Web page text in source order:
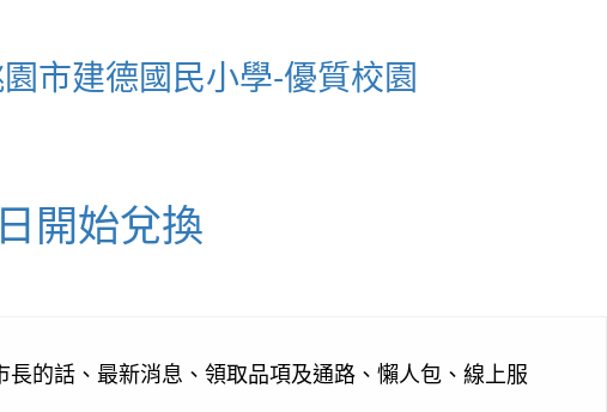
市建德國民小學-優質校園
開始兌換
長的話、最新消息、領取品項及通路、懶人包、線上服